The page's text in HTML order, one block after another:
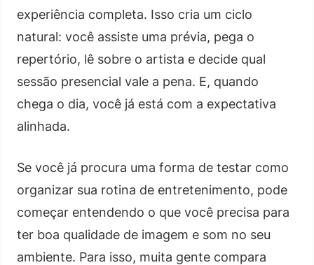
experiência completa. Isso cria um ciclo
natural: você assiste uma prévia, pega o
repertório, lê sobre o artista e decide qual
sessão presencial vale a pena. E, quando
chega o dia, você já está com a expectativa
alinhada.
Se você já procura uma forma de testar como
organizar sua rotina de entretenimento, pode
começar entendendo o que você precisa para
ter boa qualidade de imagem e som no seu
ambiente. Para isso, muita gente compara